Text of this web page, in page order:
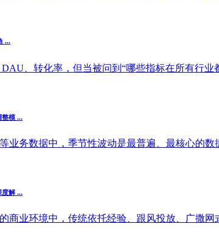
...
、转化率，但当被问到“哪些指标在所有行业
整模 ...
业务数据中，季节性波动是最普遍、最核心的
度解 ...
商业环境中，传统依托经验、跟风投放、广撒